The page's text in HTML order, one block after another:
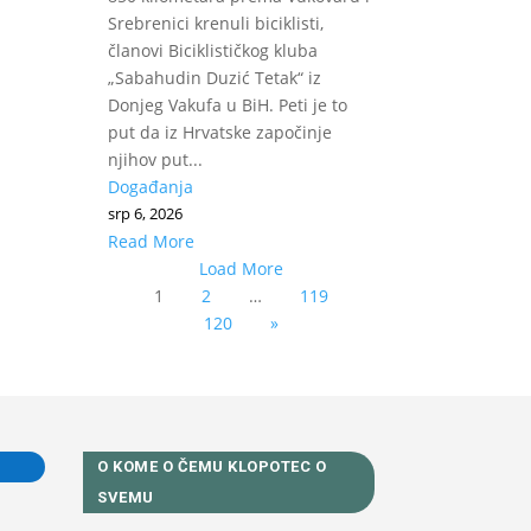
Srebrenici krenuli biciklisti,
članovi Biciklističkog kluba
„Sabahudin Duzić Tetak“ iz
Donjeg Vakufa u BiH. Peti je to
put da iz Hrvatske započinje
njihov put...
Događanja
srp 6, 2026
Read More
Load More
1
2 …
119
120
»
O KOME O ČEMU KLOPOTEC O
SVEMU